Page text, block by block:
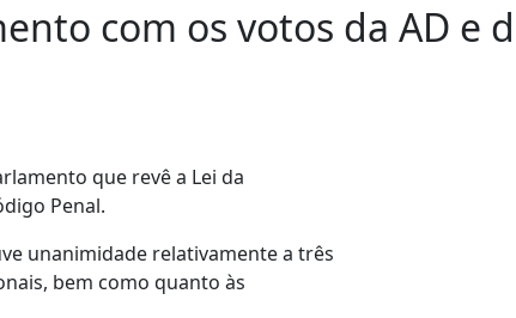
com os votos da AD e
que revê a Lei da
Penal.
unanimidade relativamente a três
bem como quanto às